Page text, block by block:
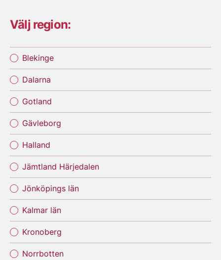
Välj region:
Blekinge
Dalarna
Gotland
Gävleborg
Halland
Jämtland Härjedalen
Jönköpings län
Kalmar län
Kronoberg
Norrbotten